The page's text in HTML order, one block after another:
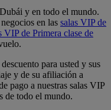
y en todo el mundo.
en las salas VIP de
VIP de Primera clase de
para usted y sus
y de su afiliación a
pago a nuestras salas VIP
de todo el mundo.